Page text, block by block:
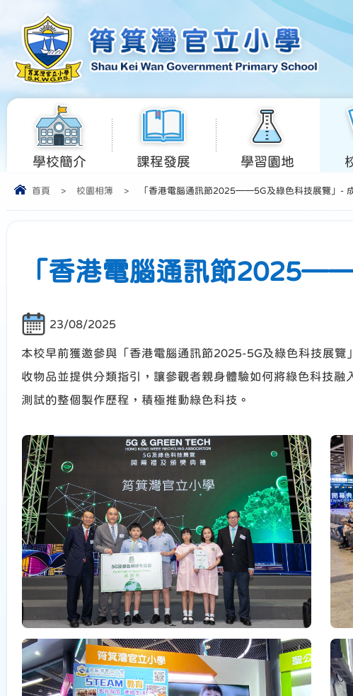
學校簡介 課程發展 學習園地
首頁 > 校園相簿 > 「香港電腦通訊節2025——5G及綠色科技展覽」-
「香港電腦通訊節
23/08/2025
本校早前獲邀參與「香港電腦通訊節2025-5G及綠色科技展
收物品並提供分類指引，讓參觀者親身體驗如何將綠色科技
測試的整個製作歷程，積極推動綠色科技。